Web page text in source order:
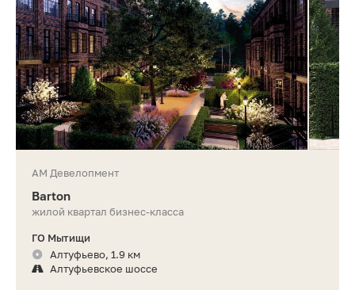
АМ Девелопмент
Barton
жилой квартал бизнес-класса
ГО Мытищи
Алтуфьево, 1.9 км
Алтуфьевское шоссе